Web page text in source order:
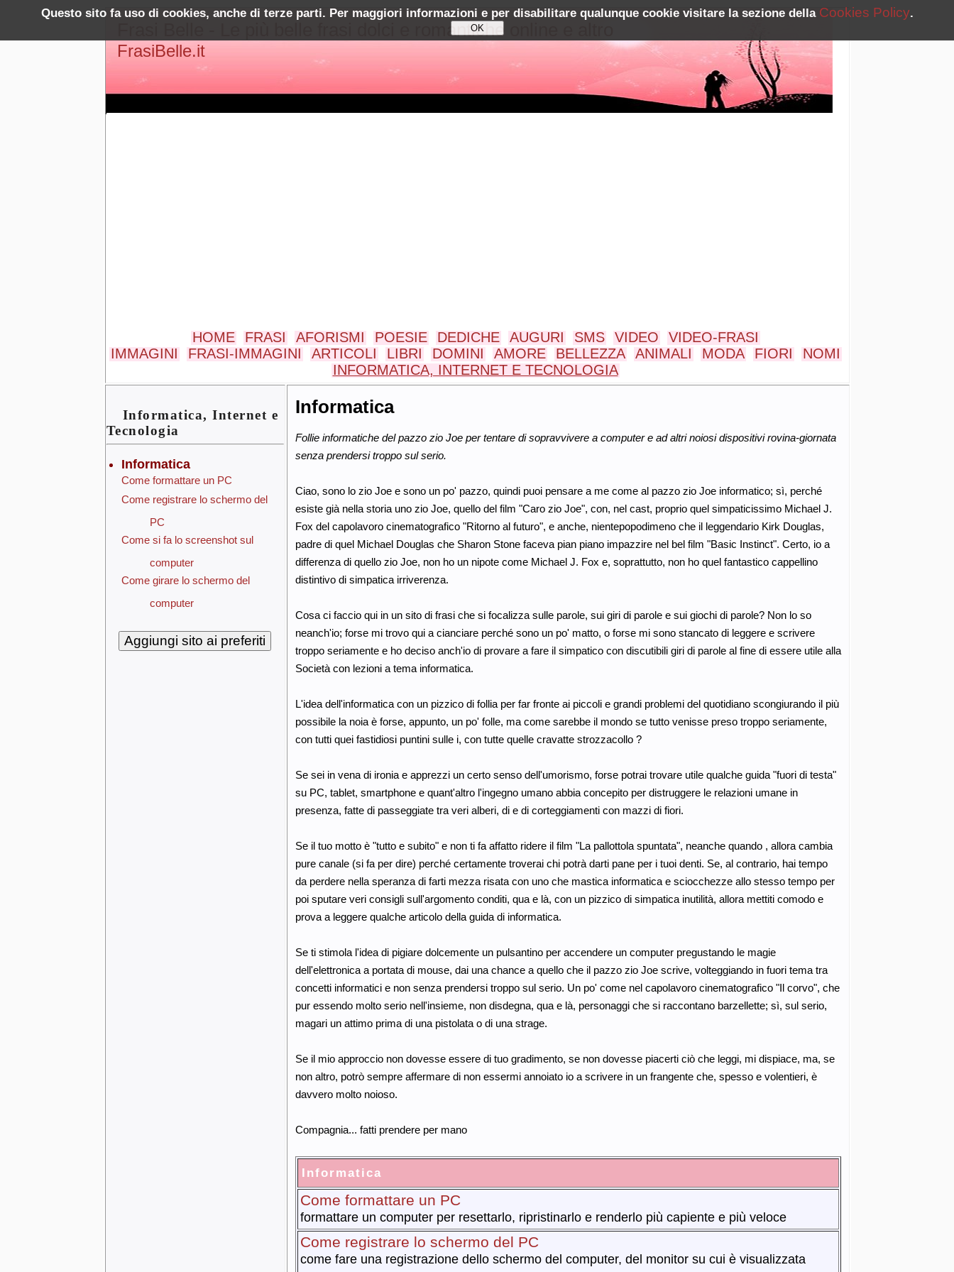
Questo sito fa uso di cookies, anche di terze parti. Per maggiori informazioni e per disabilitare qualunque cookie visitare la sezione della Cookies Policy.
Frasi Belle - Le più belle frasi dolci e romantiche online e altro
FrasiBelle.it
HOME FRASI AFORISMI POESIE DEDICHE AUGURI SMS VIDEO
VIDEO-FRASI
IMMAGINI
FRASI-IMMAGINI ARTICOLI LIBRI DOMINI AMORE BELLEZZA ANIMALI MODA FIORI
NOMI
INFORMATICA, INTERNET E TECNOLOGIA
Informatica, Internet e
Tecnologia
Informatica
Come formattare un PC
Come registrare lo schermo del
PC
Come si fa lo screenshot sul
computer
Come girare lo schermo del
computer
Informatica
Follie informatiche del pazzo zio Joe per tentare di sopravvivere a computer e ad altri noiosi dispositivi rovina-giornata
senza prendersi troppo sul serio.
Ciao, sono lo zio Joe e sono un po' pazzo, quindi puoi pensare a me come al pazzo zio Joe informatico; sì, perché
esiste già nella storia uno zio Joe, quello del film "Caro zio Joe", con, nel cast, proprio quel simpaticissimo Michael J.
Fox del capolavoro cinematografico "Ritorno al futuro", e anche, nientepopodimeno che il leggendario Kirk Douglas,
padre di quel Michael Douglas che Sharon Stone faceva pian piano impazzire nel bel film "Basic Instinct". Certo, io a
differenza di quello zio Joe, non ho un nipote come Michael J. Fox e, soprattutto, non ho quel fantastico cappellino
distintivo di simpatica irriverenza.
Cosa ci faccio qui in un sito di frasi che si focalizza sulle parole, sui giri di parole e sui giochi di parole? Non lo so
neanch'io; forse mi trovo qui a cianciare perché sono un po' matto, o forse mi sono stancato di leggere e scrivere
troppo seriamente e ho deciso anch'io di provare a fare il simpatico con discutibili giri di parole al fine di essere utile alla
Società con lezioni a tema informatica.
L'idea dell'informatica con un pizzico di follia per far fronte ai piccoli e grandi problemi del quotidiano scongiurando il più
possibile la noia è forse, appunto, un po' folle, ma come sarebbe il mondo se tutto venisse preso troppo seriamente,
con tutti quei fastidiosi puntini sulle i, con tutte quelle cravatte strozzacollo ?
Se sei in vena di ironia e apprezzi un certo senso dell'umorismo, forse potrai trovare utile qualche guida "fuori di testa"
su PC, tablet, smartphone e quant'altro l'ingegno umano abbia concepito per distruggere le relazioni umane in
presenza, fatte di passeggiate tra veri alberi, di e di corteggiamenti con mazzi di fiori.
Se il tuo motto è "tutto e subito" e non ti fa affatto ridere il film "La pallottola spuntata", neanche quando , allora cambia
pure canale (si fa per dire) perché certamente troverai chi potrà darti pane per i tuoi denti. Se, al contrario, hai tempo
da perdere nella speranza di farti mezza risata con uno che mastica informatica e sciocchezze allo stesso tempo per
poi sputare veri consigli sull'argomento conditi, qua e là, con un pizzico di simpatica inutilità, allora mettiti comodo e
prova a leggere qualche articolo della guida di informatica.
Se ti stimola l'idea di pigiare dolcemente un pulsantino per accendere un computer pregustando le magie
dell'elettronica a portata di mouse, dai una chance a quello che il pazzo zio Joe scrive, volteggiando in fuori tema tra
concetti informatici e non senza prendersi troppo sul serio. Un po' come nel capolavoro cinematografico "Il corvo", che
pur essendo molto serio nell'insieme, non disdegna, qua e là, personaggi che si raccontano barzellette; sì, sul serio,
magari un attimo prima di una pistolata o di una strage.
Se il mio approccio non dovesse essere di tuo gradimento, se non dovesse piacerti ciò che leggi, mi dispiace, ma, se
non altro, potrò sempre affermare di non essermi annoiato io a scrivere in un frangente che, spesso e volentieri, è
davvero molto noioso.
Compagnia... fatti prendere per mano
Informatica
Come formattare un PC
formattare un computer per resettarlo, ripristinarlo e renderlo più capiente e più veloce
Come registrare lo schermo del PC
come fare una registrazione dello schermo del computer, del monitor su cui è visualizzata